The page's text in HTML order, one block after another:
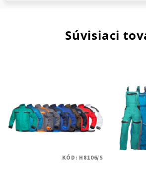
Súvisiaci
KÓD: H8106/S